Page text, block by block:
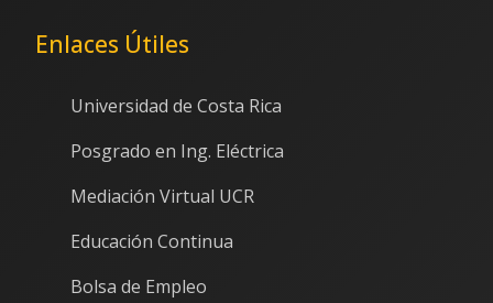
Enlaces Útiles
Universidad de Costa Rica
Posgrado en Ing. Eléctrica
Mediación Virtual UCR
Educación Continua
Bolsa de Empleo